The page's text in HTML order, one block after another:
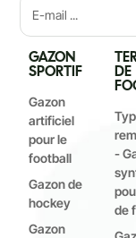
GAZON
SPORTIF
Gazon
artificiel
pour le
football
Gazon de
hockey
Gazon
DE
-
de